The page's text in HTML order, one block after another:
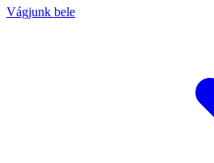
Vágjunk bele